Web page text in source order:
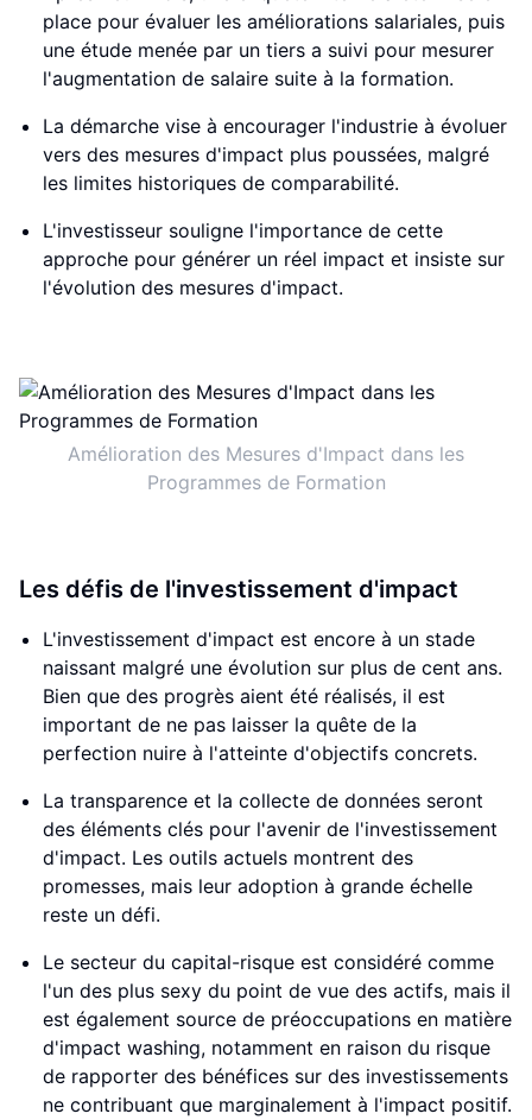
place pour évaluer les améliorations salariales, puis
une étude menée par un tiers a suivi pour mesurer
l'augmentation de salaire suite à la formation.
La démarche vise à encourager l'industrie à évoluer
vers des mesures d'impact plus poussées, malgré
les limites historiques de comparabilité.
L'investisseur souligne l'importance de cette
approche pour générer un réel impact et insiste sur
l'évolution des mesures d'impact.
Amélioration des Mesures d'Impact dans les
Programmes de Formation
Les défis de l'investissement d'impact
L'investissement d'impact est encore à un stade
naissant malgré une évolution sur plus de cent ans.
Bien que des progrès aient été réalisés, il est
important de ne pas laisser la quête de la
perfection nuire à l'atteinte d'objectifs concrets.
La transparence et la collecte de données seront
des éléments clés pour l'avenir de l'investissement
d'impact. Les outils actuels montrent des
promesses, mais leur adoption à grande échelle
reste un défi.
Le secteur du capital-risque est considéré comme
l'un des plus sexy du point de vue des actifs, mais il
est également source de préoccupations en matière
d'impact washing, notamment en raison du risque
de rapporter des bénéfices sur des investissements
ne contribuant que marginalement à l'impact positif.